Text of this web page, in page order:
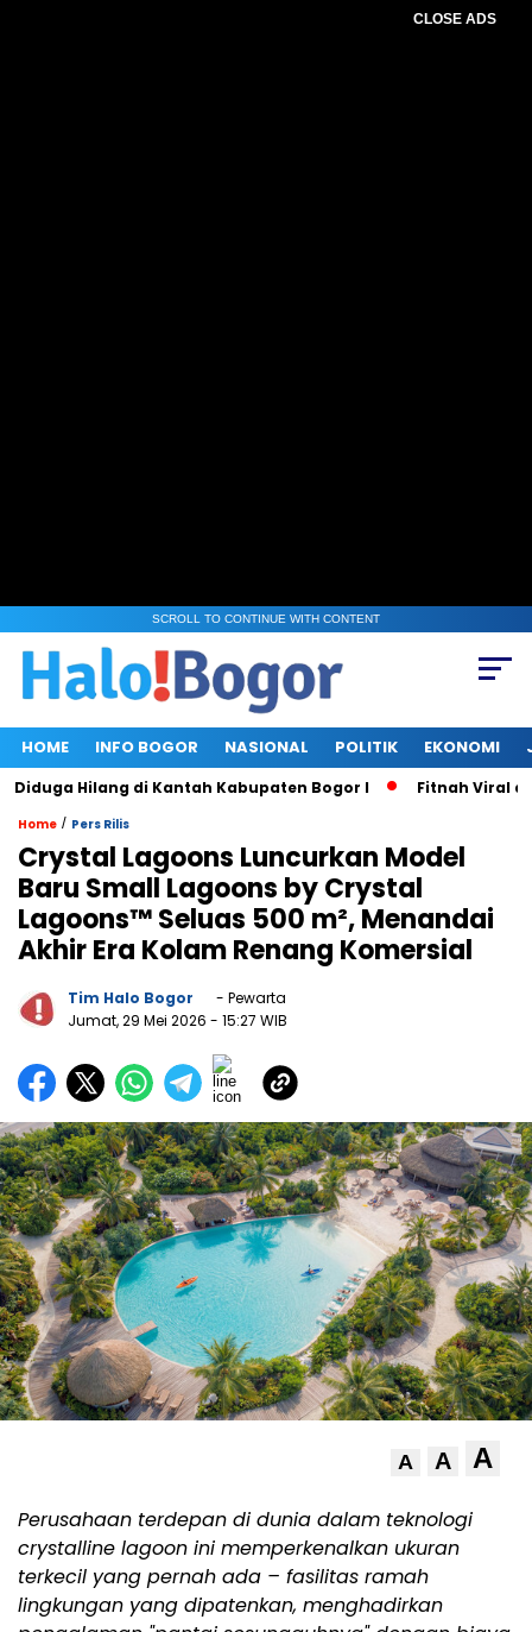
CLOSE ADS
SCROLL TO CONTINUE WITH CONTENT
HOME INFO BOGOR NASIONAL POLITIK EKONOMI
Hilang di Kantah Kabupaten Bogor I Fitnah Viral di
Home / Pers Rilis
Crystal Lagoons Luncurkan Model
Baru Small Lagoons by Crystal
Lagoons™ Seluas 500 m², Menandai
Akhir Era Kolam Renang Komersial
Tim Halo Bogor
- Pewarta
Jumat, 29 Mei 2026 - 15:27 WIB
A A A
Perusahaan terdepan di dunia dalam teknologi
crystalline lagoon ini memperkenalkan ukuran
terkecil yang pernah ada – fasilitas ramah
lingkungan yang dipatenkan, menghadirkan